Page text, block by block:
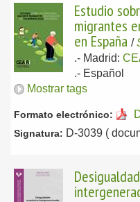
Estudio
migrantes
en España /
.- Madrid:
.- Español
Mostrar tags
Formato electrónico:
Signatura: D-3039 (